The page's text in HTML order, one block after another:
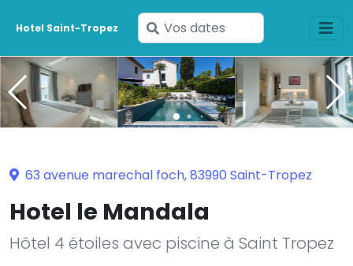
Hotel Saint-Tropez
Saisissez
vos
dates
63 avenue marechal foch, 83990 Saint-Tropez
Hotel le Mandala
Hôtel 4 étoiles avec piscine à Saint Tropez